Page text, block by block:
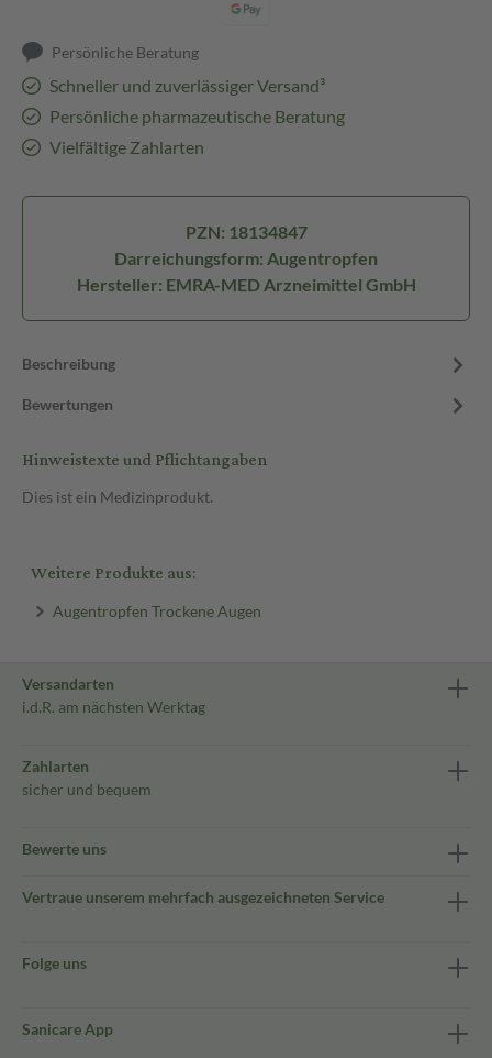
Persönliche Beratung
Schneller und zuverlässiger Versand³
Persönliche pharmazeutische Beratung
Vielfältige Zahlarten
PZN: 18134847
Darreichungsform: Augentropfen
Hersteller: EMRA-MED Arzneimittel GmbH
Beschreibung
Bewertungen
Hinweistexte und Pflichtangaben
Dies ist ein Medizinprodukt.
Weitere Produkte aus:
Augentropfen Trockene Augen
Versandarten
i.d.R. am nächsten Werktag
Zahlarten
sicher und bequem
Bewerte uns
Vertraue unserem mehrfach ausgezeichneten Service
Folge uns
Sanicare App